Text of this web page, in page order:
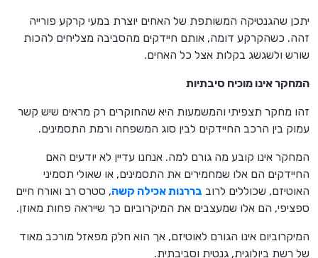
יתכן שהגנטיקה המשותפת של האחים יוצרת במעי קרקע פורייה
זהה. כשהקרקע דומה, אותם חיידקים מהסביבה מצליחים להכות
שורש ולשגשג בקלות אצל כל האחים.
המחקר אינו מוכיח סיבתיות
זהו מחקר תצפיתי והמשמעות היא שהחוקרים רק מראים שיש קשר
עמוק בין הרכב החיידקים לבין סוג המשפחה ורמת התסמינים.
המחקר אינו קובע מה גורם למה. אנחנו עדיין לא יודעים האם
החיידקים הם אלו שמחמירים את התסמינים, או שאולי תסמיני
האוטיזם, שכוללים לרוב בררנות אכילה קשה, סטרס רב ואורח חיים
ספציפי, הם אלו שמעצבים את המיקרוביום כך שייראה פחות מאוזן.
המיקרוביום אינו הגורם לאוטיזם, אך הוא חלק מפאזל מורכב מאוד
של רשת ביולוגית, גנטית וסביבתית.